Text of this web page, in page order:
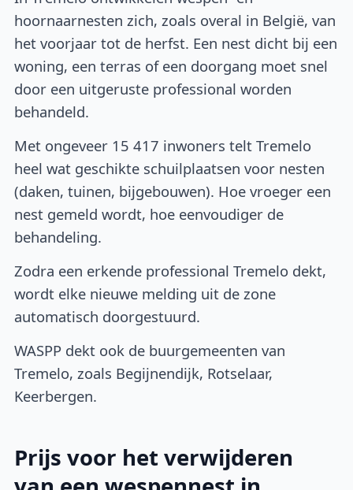
hoornaarnesten zich, zoals overal in België, van
het voorjaar tot de herfst. Een nest dicht bij een
woning, een terras of een doorgang moet snel
door een uitgeruste professional worden
behandeld.
Met ongeveer 15 417 inwoners telt Tremelo
heel wat geschikte schuilplaatsen voor nesten
(daken, tuinen, bijgebouwen). Hoe vroeger een
nest gemeld wordt, hoe eenvoudiger de
behandeling.
Zodra een erkende professional Tremelo dekt,
wordt elke nieuwe melding uit de zone
automatisch doorgestuurd.
WASPP dekt ook de buurgemeenten van
Tremelo, zoals Begijnendijk, Rotselaar,
Keerbergen.
Prijs voor het verwijderen